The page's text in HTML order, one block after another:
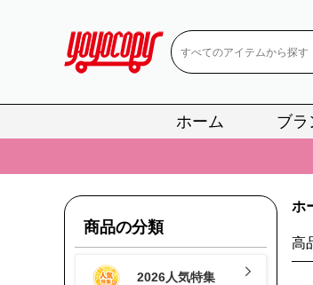
ホーム ブラ
📢
商品の分類
2026人気特集
ホ
高